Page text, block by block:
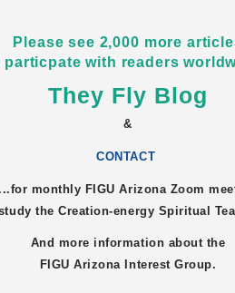
Please see 2,000 more
particpate with readers
They Fly Blog
&
CONTACT
monthly FIGUArizona Zoom
the Creation-energy Spiritual
And more information about the
FIGUArizonaInterest Group.